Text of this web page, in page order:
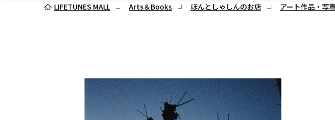
LIFETUNES MALL Arts＆Books ほんとしゃしんのお店 アート作品・写